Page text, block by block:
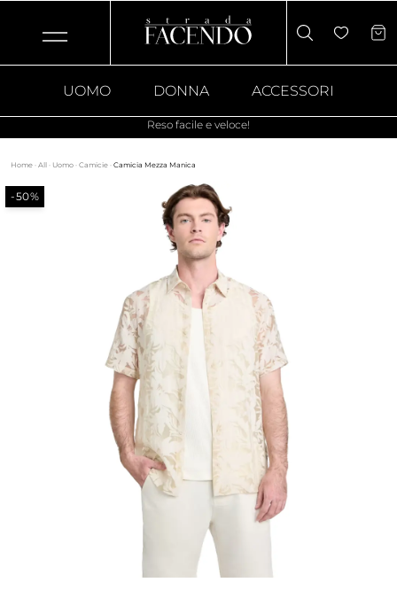
UOMO DONNA ACCESSORI
Reso facile e veloce!
Home · All · Uomo · Camicie · Camicia Mezza Manica
-50%